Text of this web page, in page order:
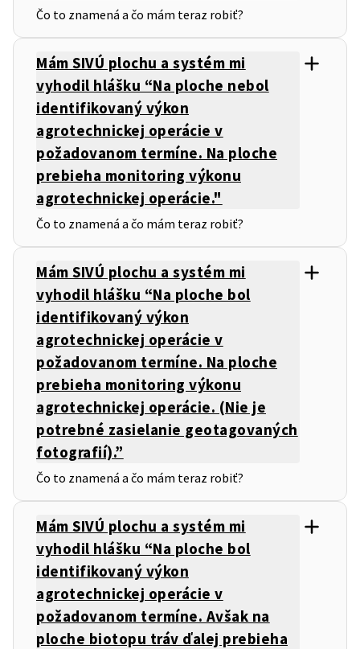
Čo to znamená a čo mám teraz robiť?
Mám SIVÚ plochu a systém mi
vyhodil hlášku “Na ploche nebol
identifikovaný výkon
agrotechnickej operácie v
požadovanom termíne. Na ploche
prebieha monitoring výkonu
agrotechnickej operácie."
Čo to znamená a čo mám teraz robiť?
Mám SIVÚ plochu a systém mi
vyhodil hlášku “Na ploche bol
identifikovaný výkon
agrotechnickej operácie v
požadovanom termíne. Na ploche
prebieha monitoring výkonu
agrotechnickej operácie. (Nie je
potrebné zasielanie geotagovaných
fotografií).”
Čo to znamená a čo mám teraz robiť?
Mám SIVÚ plochu a systém mi
vyhodil hlášku “Na ploche bol
identifikovaný výkon
agrotechnickej operácie v
požadovanom termíne. Avšak na
ploche biotopu tráv ďalej prebieha